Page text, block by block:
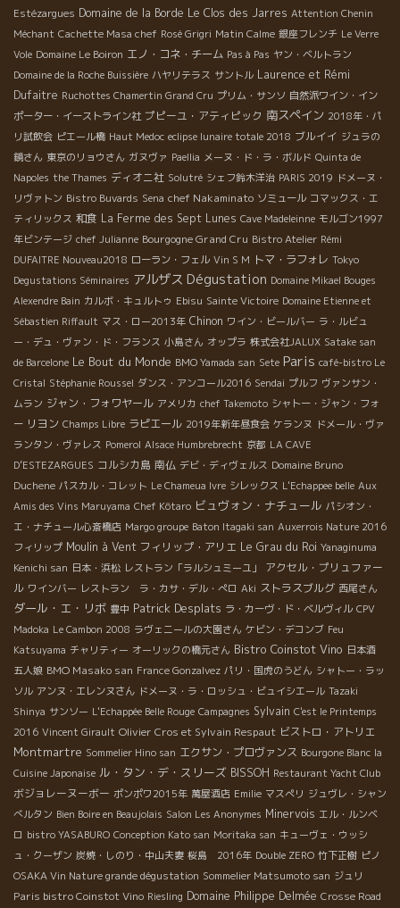
Estézargues Domaine de la Borde Le Clos des Jarres Attention Chenin
Méchant Cachette Masa chef Rosé Grigri Matin Calme 銀座フレンチ Le Verre
Vole Domaine Le Boiron エノ・コネ・チーム Pas à Pas ヤン・ベルトラン
Domaine de la Roche Buissière ハヤリテラス サントル Laurence et Rémi
Dufaitre Ruchottes Chamertin Grand Cru プリム・サンソ 自然派ワイン・イン
ポーター・イーストライン社 プピーユ・アティピック 南スペイン 2018年・パ
リ試飲会 ピエール橋 Haut Medoc eclipse lunaire totale 2018 ブルイイ ジュラの
鏡さん 東京のリョウさん ガヌヴァ Paellia メーヌ・ド・ラ・ボルド Quinta de
Napoles the Thames ディオニ社 Solutré シェフ鈴木洋治 PARIS 2019 ドメーヌ・
リヴァトン Bistro Buvards Sena chef Nakaminato ソミュール コマックス・エ
ティリックス 和食 La Ferme des Sept Lunes Cave Madeleinne モルゴン1997
年ビンテージ chef Julianne Bourgogne Grand Cru Bistro Atelier Rémi
DUFAITRE Nouveau2018 ローラン・フェル Vin S M トマ・ラフォレ Tokyo
Degustations Séminaires アルザス Dégustation Domaine Mikael Bouges
Alexendre Bain カルボ・キュルトゥ Ebisu Sainte Victoire Domaine Etienne et
Sébastien Riffault マス・ロー2013年 Chinon ワイン・ビールバー ラ・ルビュ
ー・デュ・ヴァン・ド・フランス 小島さん オップラ 株式会社JALUX Satake san
de Barcelone Le Bout du Monde BMO Yamada san Sete Paris café-bistro Le
Cristal Stéphanie Roussel ダンス・アンコール2016 Sendai プルフ ヴァンサン・
ムラン ジャン・フォワヤール アメリカ chef Takemoto シャトー・ジャン・フォ
ー リヨン Champs Libre ラピエール 2019年新年昼食会 ケランヌ ドメール・ヴァ
ランタン・ヴァレス Pomerol Alsace Humbrebrecht 京都 LA CAVE
D’ESTEZARGUES コルシカ島 南仏 デビ・ディヴェルス Domaine Bruno
Duchene パスカル・コレット Le Chameua Ivre シレックス L'Echappee belle Aux
Amis des Vins Maruyama Chef Kôtaro ビュヴォン・ナチュール パシオン・
エ・ナチュール心斎橋店 Margo groupe Baton Itagaki san Auxerrois Nature 2016
フィリップ Moulin à Vent フィリップ・アリエ Le Grau du Roi Yanaginuma
Kenichi san 日本・浜松 レストラン「ラルシュミーユ」
アクセル・プリュファー
ル ワインバー レストラン ラ・カサ・デル・ぺロ Aki ストラスブルグ 西尾さん
ダール・エ・リボ 豊中 Patrick Desplats ラ・カーヴ・ド・ベルヴィル CPV
Madoka Le Cambon 2008 ラヴェニールの大園さん ケビン・デコンブ Feu
Katsuyama チャリティー オーリックの橋元さん Bistro Coinstot Vino 日本酒
五人娘 BMO Masako san France Gonzalvez パリ・国虎のうどん シャトー・ラッ
ソル アンヌ・エレンヌさん ドメーヌ・ラ・ロッシュ・ビュイシエール Tazaki
Shinya サンソー L'Echappée Belle Rouge Campagnes Sylvain C'est le Printemps
2016 Vincent Girault Olivier Cros et Sylvain Respaut ビストロ・アトリエ
Montmartre Sommelier Hino san エクサン・プロヴァンス Bourgone Blanc la
Cuisine Japonaise ル・タン・デ・スリーズ BISSOH Restaurant Yacht Club
ボジョレーヌーボー ポンポワ2015年 萬屋酒店 Emilie マスぺリ ジュヴレ・シャン
べルタン Bien Boire en Beaujolais Salon Les Anonymes Minervois エル・ルンベ
ロ bistro YASABURO Conception Kato san Moritaka san キューヴェ・ウッシ
ュ・クーザン 炭焼・しのり・中山夫妻 桜島 2016年 Double ZERO 竹下正樹 ピノ
OSAKA Vin Nature grande dégustation Sommelier Matsumoto san ジュリ
Paris bistro Coinstot Vino Riesling Domaine Philippe Delmée Crosse Road